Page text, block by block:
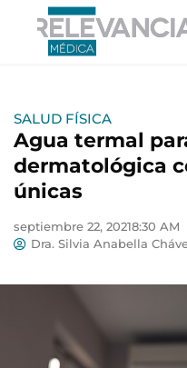
contenido
SALUD FÍSICA
Agua termal
dermatológica
únicas
septiembre 22, 20218:30 AM
Dra. Silvia Anabella